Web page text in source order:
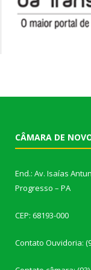
CÂMARA DE
End.: Av. Isaías
Progresso – PA
CEP: 68193-000
Contato Ouvidoria: